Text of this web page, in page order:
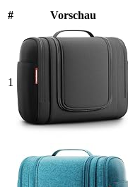
# Vorschau
1